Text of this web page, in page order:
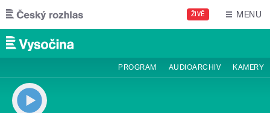
Přejít k hlavnímu obsahu
ŽIVĚ MENU
PROGRAM AUDIOARCHIV KAMERY